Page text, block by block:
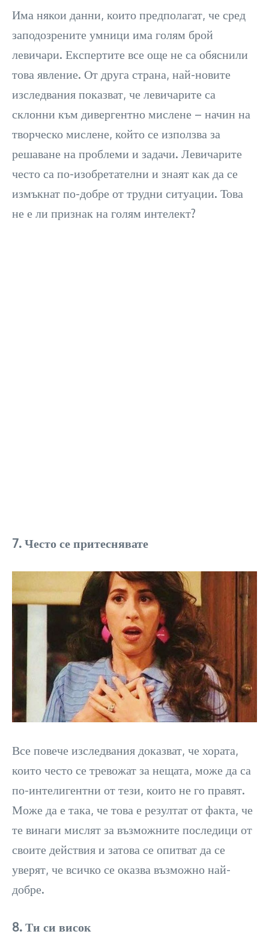
Има някои данни, които предполагат, че сред
заподозрените умници има голям брой
левичари. Експертите все още не са обяснили
това явление. От друга страна, най-новите
изследвания показват, че левичарите са
склонни към дивергентно мислене – начин на
творческо мислене, който се използва за
решаване на проблеми и задачи. Левичарите
често са по-изобретателни и знаят как да се
измъкнат по-добре от трудни ситуации. Това
не е ли признак на голям интелект?
7. Често се притеснявате
Все повече изследвания доказват, че хората,
които често се тревожат за нещата, може да са
по-интелигентни от тези, които не го правят.
Може да е така, че това е резултат от факта, че
те винаги мислят за възможните последици от
своите действия и затова се опитват да се
уверят, че всичко се оказва възможно най-
добре.
8. Ти си висок